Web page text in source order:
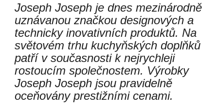
Joseph Joseph je dnes mezinárodně
uznávanou značkou designových a
technicky inovativních produktů. Na
světovém trhu kuchyňských doplňků
patří v současnosti k nejrychleji
rostoucím společnostem. Výrobky
Joseph Joseph jsou pravidelně
oceňovány prestižními cenami.